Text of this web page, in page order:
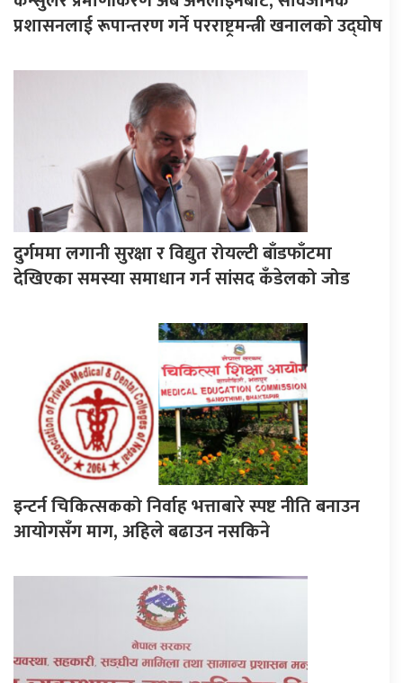
प्रशासनलाई रूपान्तरण गर्ने परराष्ट्रमन्त्री खनालको उद्घोष
दुर्गममा लगानी सुरक्षा र विद्युत रोयल्टी बाँडफाँटमा
देखिएका समस्या समाधान गर्न सांसद कँडेलको जोड
इन्टर्न चिकित्सकको निर्वाह भत्ताबारे स्पष्ट नीति बनाउन
आयोगसँग माग, अहिले बढाउन नसकिने